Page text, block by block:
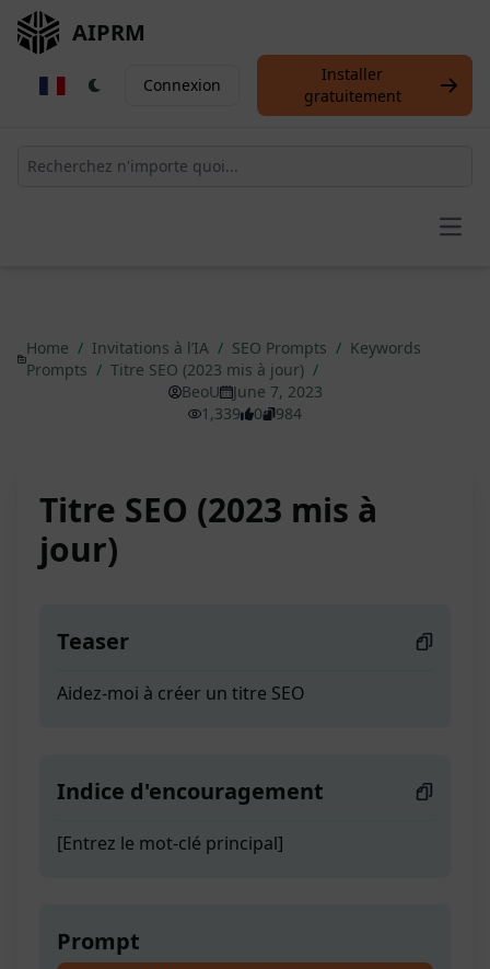
AIPRM
Connexion
Installer
gratuitement
Home / Invitations à l’IA / SEO Prompts / Keywords
Prompts / Titre SEO (2023 mis à jour) /
BeoU
June 7, 2023
1,339
0 984
Titre SEO (2023 mis à
jour)
Teaser
Aidez-moi à créer un titre SEO
Indice d'encouragement
[Entrez le mot-clé principal]
Prompt